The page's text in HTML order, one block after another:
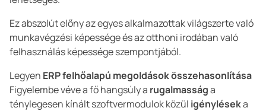
Ez abszolút előny az egyes alkalmazottak világszerte való
munkavégzési képessége és az otthoni irodában való
felhasználás képessége szempontjából.
Legyen ERP felhőalapú megoldások összehasonlítása
Figyelembe véve a fő hangsúly a rugalmassága
ténylegesen kínált szoftvermodulok közül igényléseka